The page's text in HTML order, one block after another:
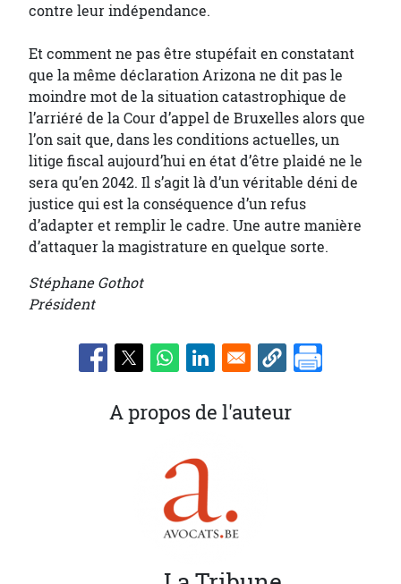
contre leur indépendance.
Et comment ne pas être stupéfait en constatant
que la même déclaration Arizona ne dit pas le
moindre mot de la situation catastrophique de
l’arriéré de la Cour d’appel de Bruxelles alors que
l’on sait que, dans les conditions actuelles, un
litige fiscal aujourd’hui en état d’être plaidé ne le
sera qu’en 2042. Il s’agit là d’un véritable déni de
justice qui est la conséquence d’un refus
d’adapter et remplir le cadre. Une autre manière
d’attaquer la magistrature en quelque sorte.
Stéphane Gothot
Président
A propos de l'auteur